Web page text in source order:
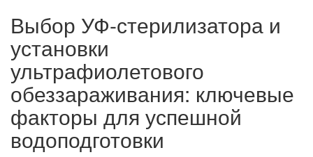
Выбор УФ-стерилизатора и
установки
ультрафиолетового
обеззараживания: ключевые
факторы для успешной
водоподготовки